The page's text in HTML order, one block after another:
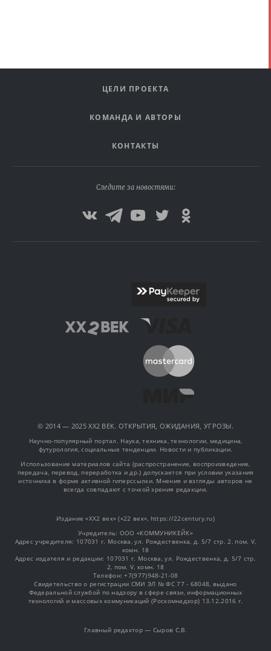
ЦЕЛИ ПРОЕКТА
КОМАНДА И АВТОРЫ
КОНТАКТЫ
Следите за новостями:
© 2014 — 2025 XX2 ВЕК. ОТКРЫТИЯ, ОЖИДАНИЯ, УГРОЗЫ.
Научно-популярный портал. Наука, техника, технологии, медицина,
футурология, социальные тенденции. Новости и публикации.
Использование материалов сайта (распространение, воспроизведение,
передача, перевод, переработка и др.) допускается при условии указания
источника в форме активной гиперссылки. Мнения и взгляды авторов не
всегда совпадают с точкой зрения редакции.
Издание «XX2 век» («22 век», https://22century.ru)
Учредитель: OOO «КОММУНИКЕЙК»
Адрес учредителя: 107031 г. Москва, ул. Рождественка, д. 5/7 стр. 2, пом. V,
комн. 18
Адрес издателя и редакции: 107031 г. Москва, ул. Рождественка, д. 5/7 стр.
2, пом. V, комн. 18
Телефон: +7(977)948-21-08
Свидетельство о регистрации СМИ ЭЛ № ФС 77 - 68048, выдано
Федеральной службой по надзору в сфере связи, информационных
технологий и массовых коммуникаций (Роскомнадзор) 13.12.2016 г.
Главный редактор — Сыров С.В.